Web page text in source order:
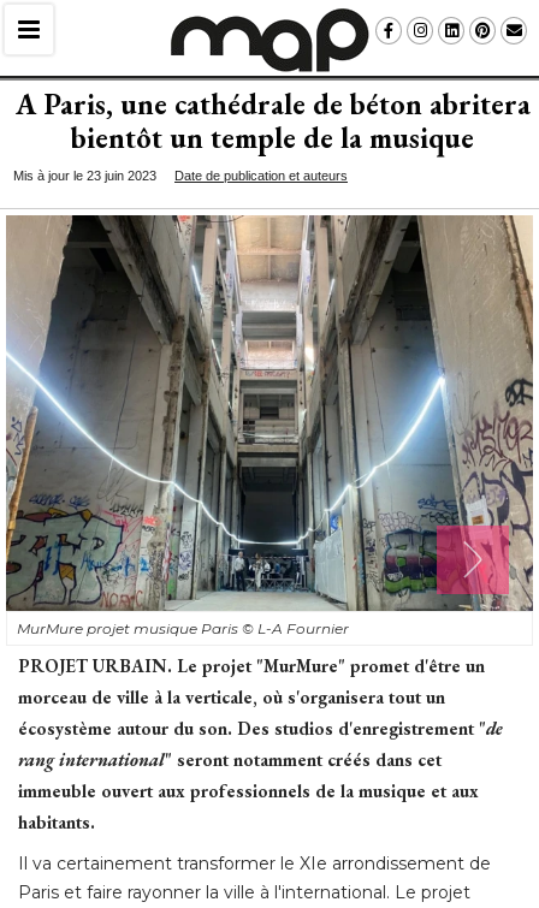
A Paris, une cathédrale de béton abritera
bientôt un temple de la musique
Mis à jour le 23 juin 2023 Date de publication et auteurs
MurMure projet musique Paris © L-A Fournier
PROJET URBAIN. Le projet "MurMure" promet d'être un
morceau de ville à la verticale, où s'organisera tout un
écosystème autour du son. Des studios d'enregistrement "de
rang international" seront notamment créés dans cet
immeuble ouvert aux professionnels de la musique et aux
habitants.
Il va certainement transformer le XIe arrondissement de
Paris et faire rayonner la ville à l'international. Le projet